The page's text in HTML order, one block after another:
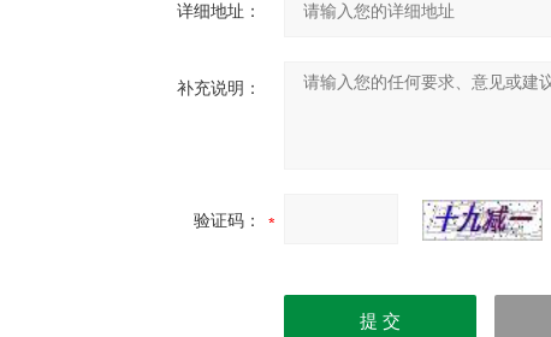
详细地址：
补充说明：
验证码：